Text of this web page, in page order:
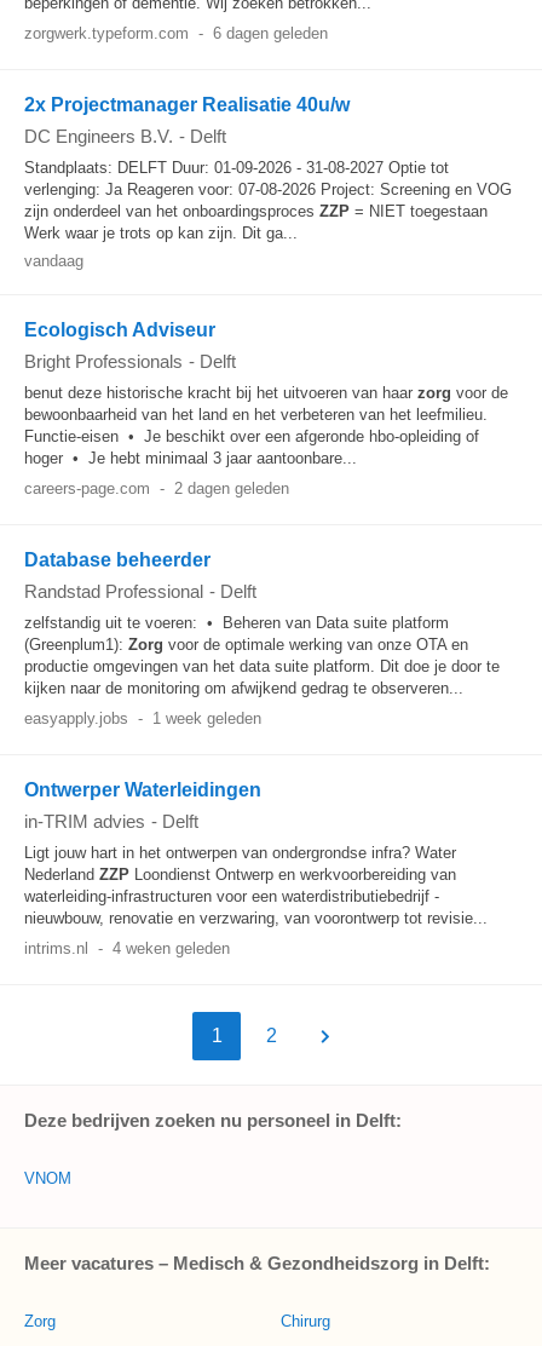
zorgwerk.typeform.com - 6 dagen geleden
2x Projectmanager Realisatie 40u/w
DC Engineers B.V. - Delft
Standplaats: DELFT Duur: 01-09-2026 - 31-08-2027 Optie tot
verlenging: Ja Reageren voor: 07-08-2026 Project: Screening en VOG
zijn onderdeel van het onboardingsproces ZZP = NIET toegestaan
Werk waar je trots op kan zijn. Dit ga...
vandaag
Ecologisch Adviseur
Bright Professionals - Delft
benut deze historische kracht bij het uitvoeren van haar zorg voor de
bewoonbaarheid van het land en het verbeteren van het leefmilieu.
Functie-eisen • Je beschikt over een afgeronde hbo-opleiding of
hoger • Je hebt minimaal 3 jaar aantoonbare...
careers-page.com - 2 dagen geleden
Database beheerder
Randstad Professional - Delft
zelfstandig uit te voeren: • Beheren van Data suite platform
(Greenplum1): Zorg voor de optimale werking van onze OTA en
productie omgevingen van het data suite platform. Dit doe je door te
kijken naar de monitoring om afwijkend gedrag te observeren...
easyapply.jobs - 1 week geleden
Ontwerper Waterleidingen
in-TRIM advies - Delft
Ligt jouw hart in het ontwerpen van ondergrondse infra? Water
Nederland ZZP Loondienst Ontwerp en werkvoorbereiding van
waterleiding-infrastructuren voor een waterdistributiebedrijf -
nieuwbouw, renovatie en verzwaring, van voorontwerp tot revisie...
intrims.nl
- 4 weken geleden
1 2
Deze bedrijven zoeken nu personeel in Delft:
VNOM
Meer vacatures – Medisch & Gezondheidszorg in Delft:
Zorg Chirurg